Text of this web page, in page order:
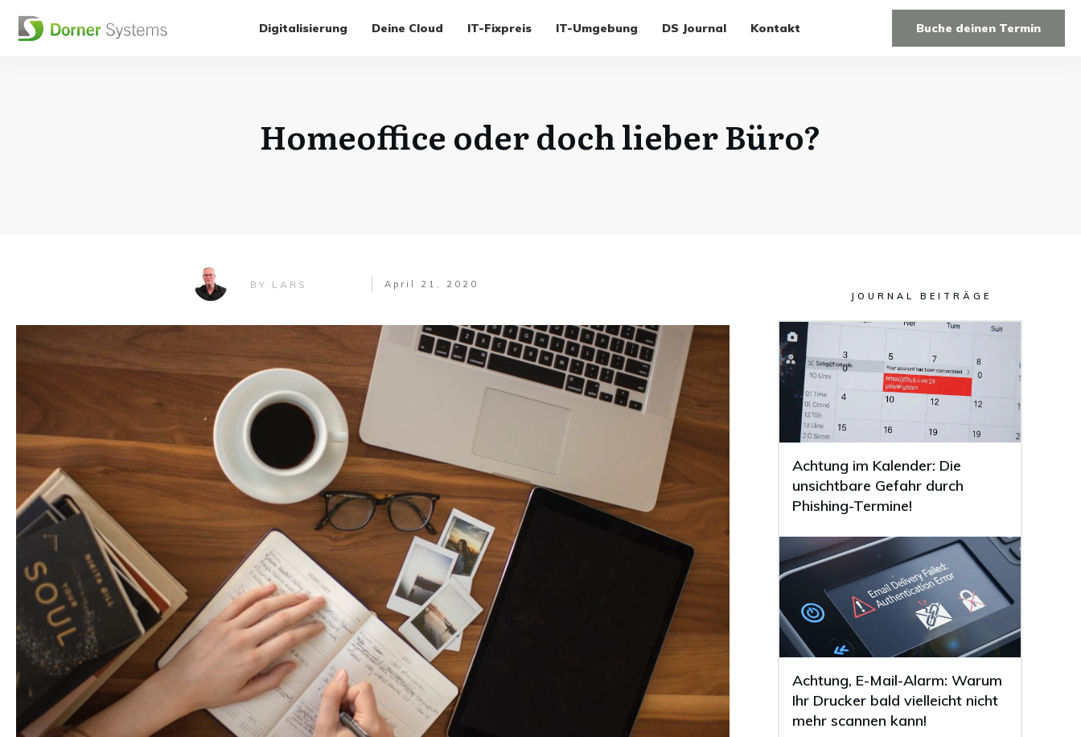
Digitalisierung Deine Cloud IT-Fixpreis IT-Umgebung DS Journal Kontakt Buche deinen Termin
Homeoffice oder doch lieber Büro?
BY LARS April 21, 2020
JOURNAL BEITRÄGE
Achtung im Kalender: Die
unsichtbare Gefahr durch
Phishing-Termine!
Achtung, E-Mail-Alarm: Warum
Ihr Drucker bald vielleicht nicht
mehr scannen kann!